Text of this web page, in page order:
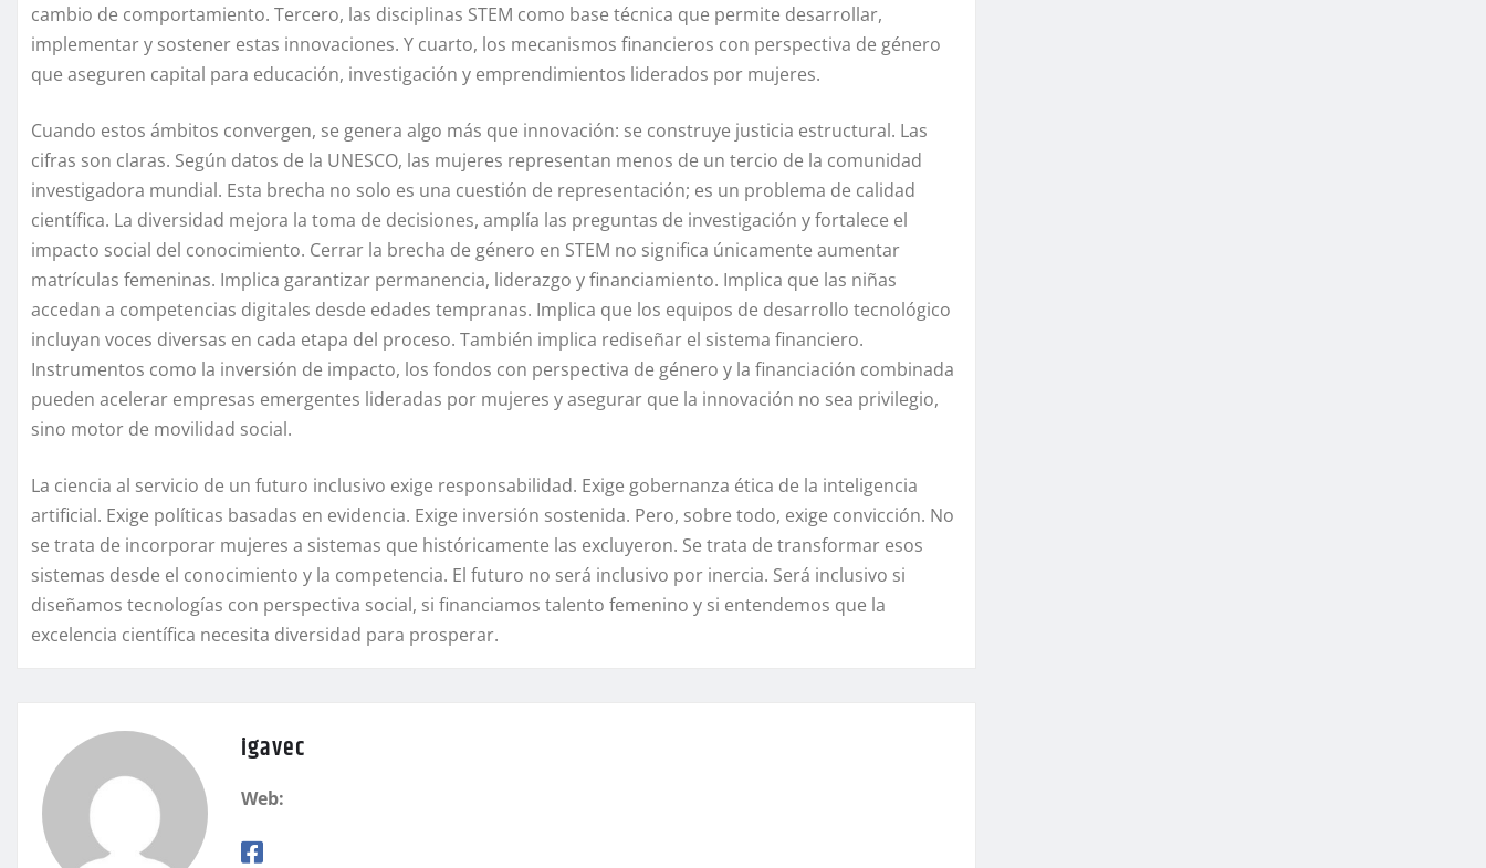
cambio de comportamiento. Tercero, las disciplinas STEM como base técnica que permite desarrollar,
implementar y sostener estas innovaciones. Y cuarto, los mecanismos financieros con perspectiva de género
que aseguren capital para educación, investigación y emprendimientos liderados por mujeres.
Cuando estos ámbitos convergen, se genera algo más que innovación: se construye justicia estructural. Las
cifras son claras. Según datos de la UNESCO, las mujeres representan menos de un tercio de la comunidad
investigadora mundial. Esta brecha no solo es una cuestión de representación; es un problema de calidad
científica. La diversidad mejora la toma de decisiones, amplía las preguntas de investigación y fortalece el
impacto social del conocimiento. Cerrar la brecha de género en STEM no significa únicamente aumentar
matrículas femeninas. Implica garantizar permanencia, liderazgo y financiamiento. Implica que las niñas
accedan a competencias digitales desde edades tempranas. Implica que los equipos de desarrollo tecnológico
incluyan voces diversas en cada etapa del proceso. También implica rediseñar el sistema financiero.
Instrumentos como la inversión de impacto, los fondos con perspectiva de género y la financiación combinada
pueden acelerar empresas emergentes lideradas por mujeres y asegurar que la innovación no sea privilegio,
sino motor de movilidad social.
La ciencia al servicio de un futuro inclusivo exige responsabilidad. Exige gobernanza ética de la inteligencia
artificial. Exige políticas basadas en evidencia. Exige inversión sostenida. Pero, sobre todo, exige convicción. No
se trata de incorporar mujeres a sistemas que históricamente las excluyeron. Se trata de transformar esos
sistemas desde el conocimiento y la competencia. El futuro no será inclusivo por inercia. Será inclusivo si
diseñamos tecnologías con perspectiva social, si financiamos talento femenino y si entendemos que la
excelencia científica necesita diversidad para prosperar.
igavec
Web: